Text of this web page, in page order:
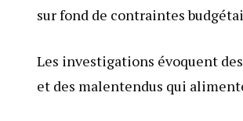
sur fond de contraintes
Les investigations évoquent
et des malentendus qui